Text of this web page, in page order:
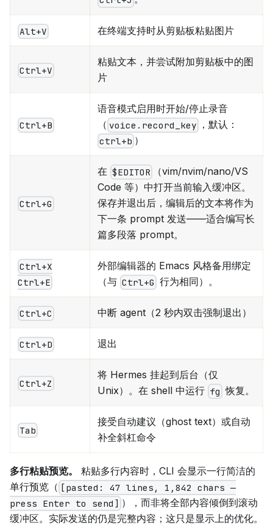
Alt+V 在终端支持时从剪贴板粘贴图片
Ctrl+V
粘贴文本，并尝试附加剪贴板中的图
片
Ctrl+B
语音模式启用时开始/停止录音
（ voice.record_key ，默认：
ctrl+b ）
Ctrl+G
在 $EDITOR
（vim/nvim/nano/VS
Code 等）中打开当前输入缓冲区。
保存并退出后，编辑后的文本将作为
下一条 prompt 发送——适合编写长
篇多段落 prompt。
Ctrl+X
Ctrl+E
外部编辑器的 Emacs 风格备用绑定
（与 Ctrl+G 行为相同）。
Ctrl+C 中断 agent（2 秒内双击强制退出）
Ctrl+D 退出
Ctrl+Z
将 Hermes 挂起到后台（仅
Unix）。在 shell 中运行 fg 恢复。
Tab
接受自动建议（ghost text）或自动
补全斜杠命令
多行粘贴预览。
粘贴多行内容时，CLI 会显示一行简洁的
单行预览（ [pasted: 47 lines, 1,842 chars —
press Enter to send] ），而非将全部内容倾倒到滚动
缓冲区。实际发送的仍是完整内容；这只是显示上的优化。